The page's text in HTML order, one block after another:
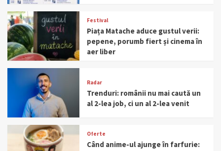
Festival
Piața Matache aduce gustul verii:
pepene, porumb fiert și cinema în
aer liber
Radar
Trenduri: românii nu mai caută un
al 2-lea job, ci un al 2-lea venit
Oferte
Când anime-ul ajunge în farfurie: